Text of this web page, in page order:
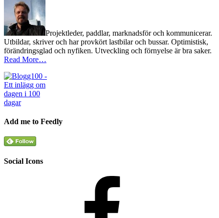
Projektleder, paddlar, marknadsför och kommunicerar.
Utbildar, skriver och har provkört lastbilar och bussar. Optimistisk,
förändringsglad och nyfiken. Utveckling och förnyelse är bra saker.
Read More…
Add me to Feedly
Social Icons